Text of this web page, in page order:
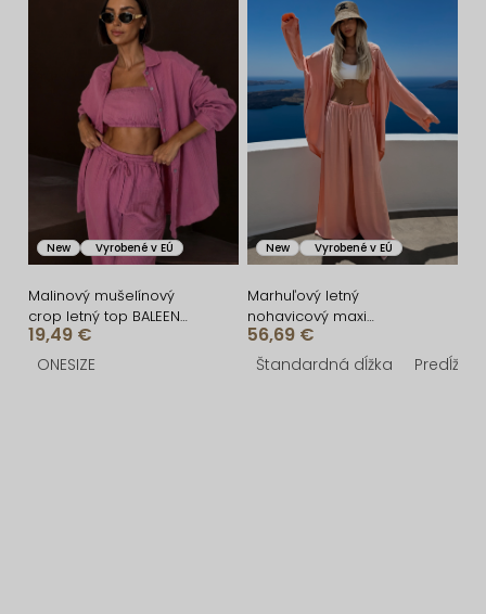
New Vyrobené v EÚ
Malinový mušelínový
crop letný top BALEEN
pás cez prsia
19,49 €
ONESIZE
New Vyrobené v EÚ
Marhuľový letný
nohavicový maxi
košeľový komplet
NOVELAYA
56,69 €
Štandardná dĺžka